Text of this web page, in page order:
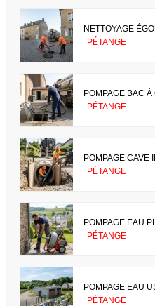
NETTOYAGE
PÉTANGE
POMPAGE BAC À
PÉTANGE
POMPAGE CAVE
PÉTANGE
POMPAGE EAU
PÉTANGE
POMPAGE EAU
PÉTANGE